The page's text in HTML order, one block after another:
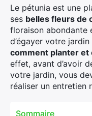
Le pétunia est une
ses belles fleurs de
floraison abondante
d’égayer votre
comment planter
effet, avant d’avoir
votre jardin, vous
réaliser un entretien
Sommaire